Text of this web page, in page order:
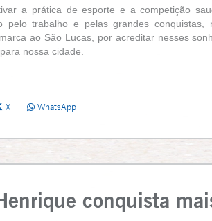
a prática de esporte e a competição
pelo trabalho e pelas grandes
ao São Lucas, por acreditar nesses
nossa cidade.
X WhatsApp
conquista